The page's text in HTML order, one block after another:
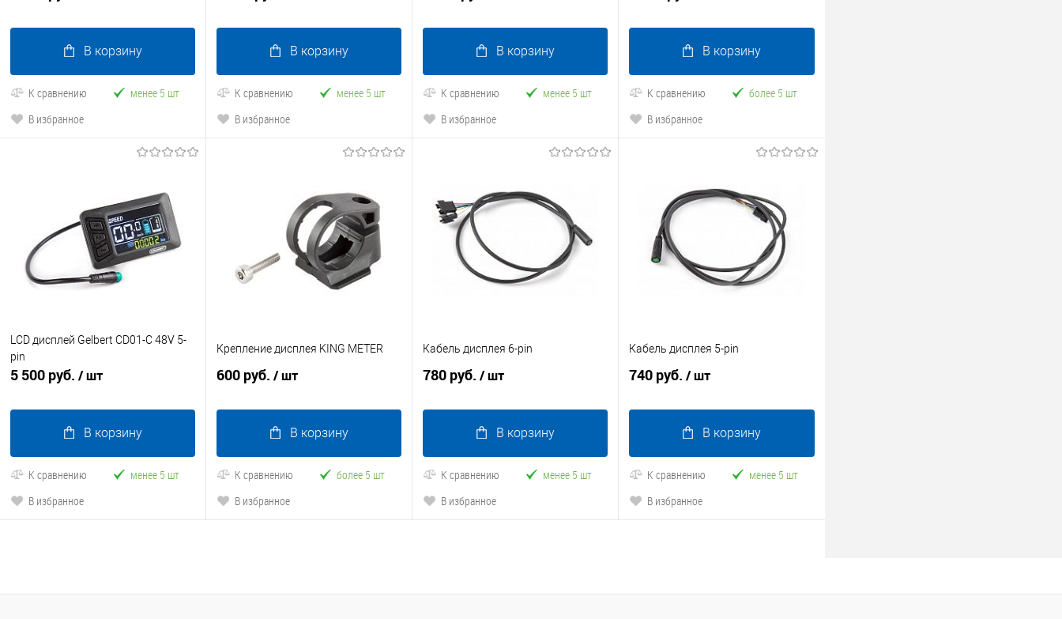
В корзину
К сравнению
менее 5 шт
В избранное
В корзину
К сравнению
менее 5 шт
В избранное
В корзину
К сравнению
менее 5 шт
В избранное
В корзину
К сравнению
более 5 шт
В избранное
LCD дисплей Gelbert CD01-C 48V 5-
pin
5 500 руб. / шт
В корзину
К сравнению
менее 5 шт
В избранное
Крепление дисплея KING METER
600 руб. / шт
В корзину
К сравнению
более 5 шт
В избранное
Кабель дисплея 6-pin
780 руб. / шт
В корзину
К сравнению
менее 5 шт
В избранное
Кабель дисплея 5-pin
740 руб. / шт
В корзину
К сравнению
менее 5 шт
В избранное